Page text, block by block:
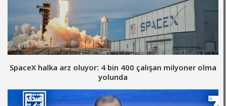
SpaceX halka arz oluyor: 4 bin 400 çalışan milyoner olma
yolunda